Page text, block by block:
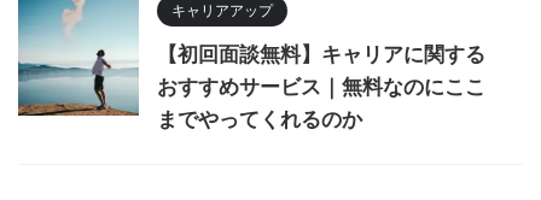
キャリアアップ
【初回面談無料】キャリアに関する
おすすめサービス｜無料なのにここ
までやってくれるのか